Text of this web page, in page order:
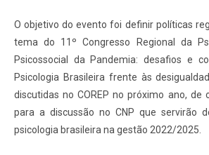
O objetivo do evento foi definir políticas
tema do 11º Congresso Regional da
Psicossocial da Pandemia: desafios e
Psicologia Brasileira frente às
discutidas no COREP no próximo ano, de
para a discussão no CNP que servirão
psicologia brasileira na gestão 2022/2025.